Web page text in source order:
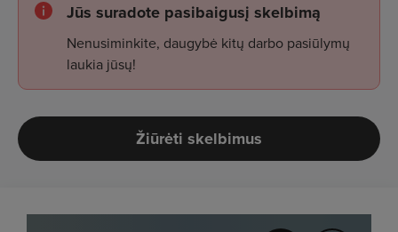
Jūs suradote pasibaigusį skelbimą
Nenusiminkite, daugybė kitų darbo pasiūlymų
laukia jūsų!
Žiūrėti skelbimus